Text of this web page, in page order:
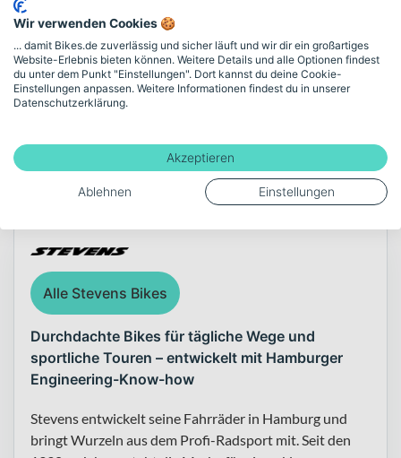
Über die Marke Stevens
Alle Stevens Bikes
Durchdachte Bikes für tägliche Wege und
sportliche Touren – entwickelt mit Hamburger
Engineering-Know-how
Stevens entwickelt seine Fahrräder in Hamburg und
bringt Wurzeln aus dem Profi-Radsport mit. Seit den
Wir verwenden Cookies 🍪
... damit Bikes.de zuverlässig und sicher läuft und wir dir ein großartiges
Website-Erlebnis bieten können. Weitere Details und alle Optionen findest
du unter dem Punkt "Einstellungen". Dort kannst du deine Cookie-
Einstellungen anpassen. Weitere Informationen findest du in unserer
Datenschutzerklärung.
Akzeptieren
Ablehnen Einstellungen